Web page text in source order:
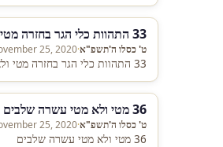
33 התהוות כלי הגר בחזרה מטי ולא מטי
ט' כסלו ה'תשפ"א·
25, 2020
33 התהוות כלי הגר בחזרה מטי ולא מטי
36 מטי ולא מטי עשרה שלבים
ט' כסלו ה'תשפ"א·
25, 2020
36 מטי ולא מטי עשרה שלבים